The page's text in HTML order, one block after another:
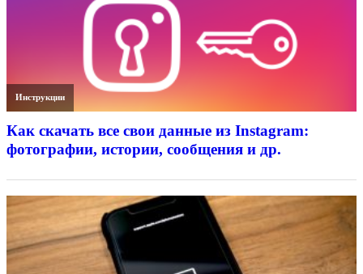
Инструкции
Как скачать все свои данные из Instagram:
фотографии, истории, сообщения и др.